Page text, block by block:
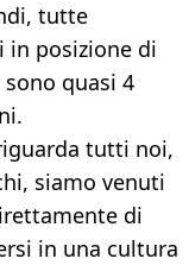
tutte
in posizione di
quasi 4
tutti noi,
siamo venuti
di
in una cultura